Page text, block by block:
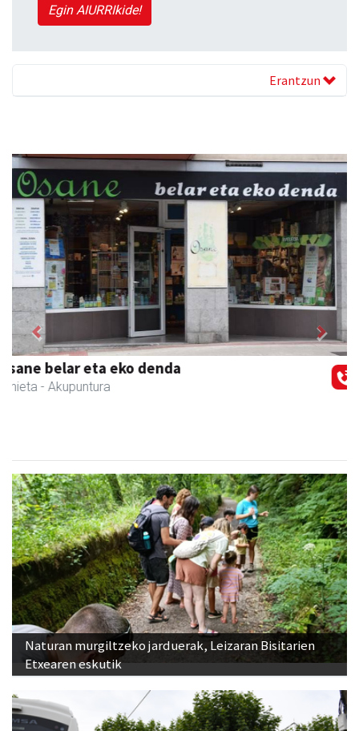
Egin AIURRIkide!
Erantzun
Itxaspe
Urnieta - Frutategiak
Previous Next
Naturan murgiltzeko jarduerak, Leizaran Bisitarien
Etxearen eskutik